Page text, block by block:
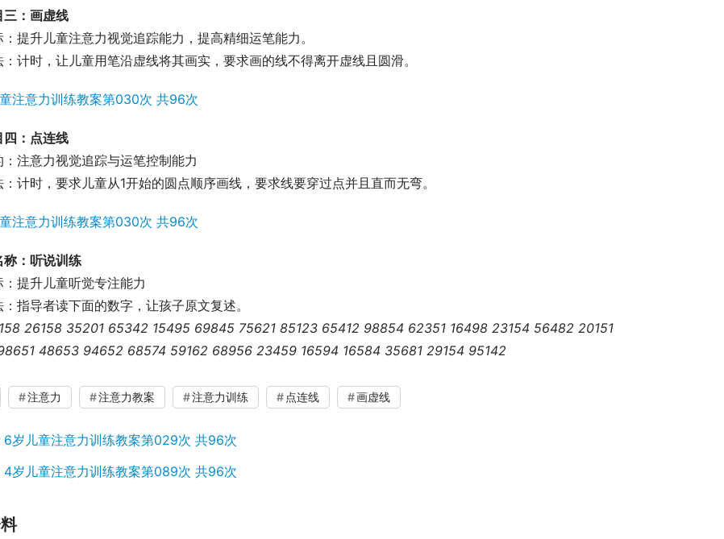
三：画虚线
提升儿童注意力视觉追踪能力，提高精细运笔能力。
计时，让儿童用笔沿虚线将其画实，要求画的线不得离开虚线且圆滑。
四：点连线
注意力视觉追踪与运笔控制能力
计时，要求儿童从1开始的圆点顺序画线，要求线要穿过点并且直而无弯。
称：听说训练
提升儿童听觉专注能力
指导者读下面的数字，让孩子原文复述。
26158 35201 65342 15495 69845 75621 85123 65412 98854 62351 16498 23154 56482 20151
48653 94652 68574 59162 68956 23459 16594 16584 35681 29154 95142
注意力 注意力教案 注意力训练 点连线 画虚线
6岁儿童注意力训练教案第029次 共96次
4岁儿童注意力训练教案第089次 共96次